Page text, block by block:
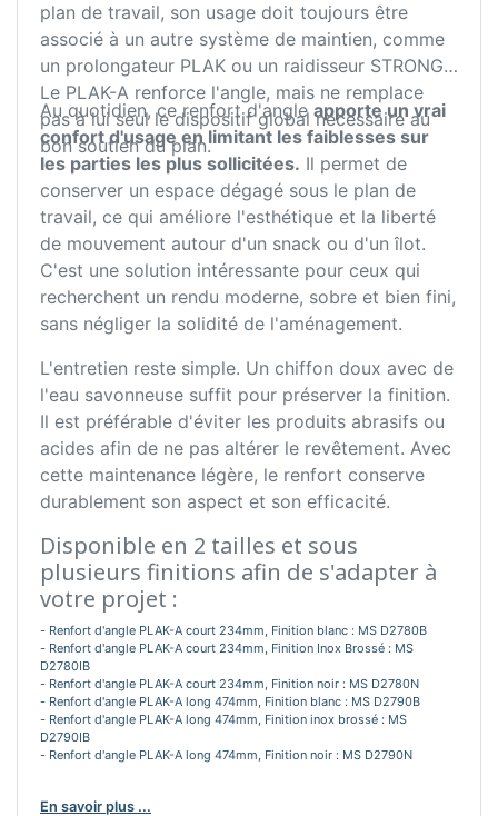
plan de travail, son usage doit toujours être
associé à un autre système de maintien, comme
un prolongateur PLAK ou un raidisseur STRONG.
Le PLAK-A renforce l'angle, mais ne remplace
pas à lui seul le dispositif global nécessaire au
bon soutien du plan.
Au quotidien, ce renfort d'angle apporte un vrai
confort d'usage en limitant les faiblesses sur
les parties les plus sollicitées. Il permet de
conserver un espace dégagé sous le plan de
travail, ce qui améliore l'esthétique et la liberté
de mouvement autour d'un snack ou d'un îlot.
C'est une solution intéressante pour ceux qui
recherchent un rendu moderne, sobre et bien fini,
sans négliger la solidité de l'aménagement.
L'entretien reste simple. Un chiffon doux avec de
l'eau savonneuse suffit pour préserver la finition.
Il est préférable d'éviter les produits abrasifs ou
acides afin de ne pas altérer le revêtement. Avec
cette maintenance légère, le renfort conserve
durablement son aspect et son efficacité.
Disponible en 2 tailles et sous
plusieurs finitions afin de s'adapter à
votre projet :
- Renfort d'angle PLAK-A court 234mm, Finition blanc : MS D2780B
- Renfort d'angle PLAK-A court 234mm, Finition Inox Brossé : MS
D2780IB
- Renfort d'angle PLAK-A court 234mm, Finition noir : MS D2780N
- Renfort d'angle PLAK-A long 474mm, Finition blanc : MS D2790B
- Renfort d'angle PLAK-A long 474mm, Finition inox brossé : MS
D2790IB
- Renfort d'angle PLAK-A long 474mm, Finition noir : MS D2790N
En savoir plus ...